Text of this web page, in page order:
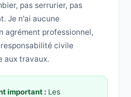
pas serrurier, pas
Je n'ai aucune
agrément professionnel,
civile
aux travaux.
important : Les